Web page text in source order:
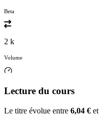
Beta
2 k
Volume
Lecture du cours
Le titre évolue entre 6,04 € et